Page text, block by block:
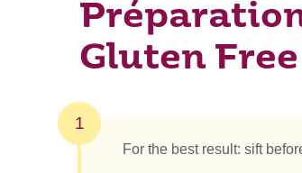
Gluten Free
1
For the best result: sift